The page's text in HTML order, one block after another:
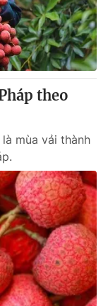
theo
mùa vải thành